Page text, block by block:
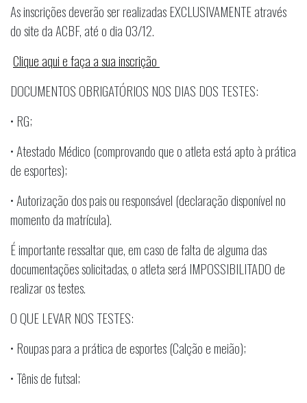
As inscrições deverão ser realizadas EXCLUSIVAMENTE através
do site da ACBF, até o dia 03/12.
Clique aqui e faça a sua inscrição
DOCUMENTOS OBRIGATÓRIOS NOS DIAS DOS TESTES:
• RG;
• Atestado Médico (comprovando que o atleta está apto à prática
de esportes);
• Autorização dos pais ou responsável (declaração disponível no
momento da matrícula).
É importante ressaltar que, em caso de falta de alguma das
documentações solicitadas, o atleta será IMPOSSIBILITADO de
realizar os testes.
O QUE LEVAR NOS TESTES:
• Roupas para a prática de esportes (Calção e meião);
• Tênis de futsal;